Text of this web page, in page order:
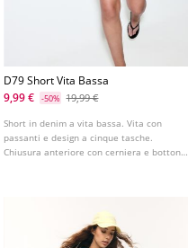
D79 Short Vita Bassa
9,99 €
-50% 19,99 €
Short in denim a vita bassa. Vita con
passanti e design a cinque tasche.
Chiusura anteriore con cerniera e bottone